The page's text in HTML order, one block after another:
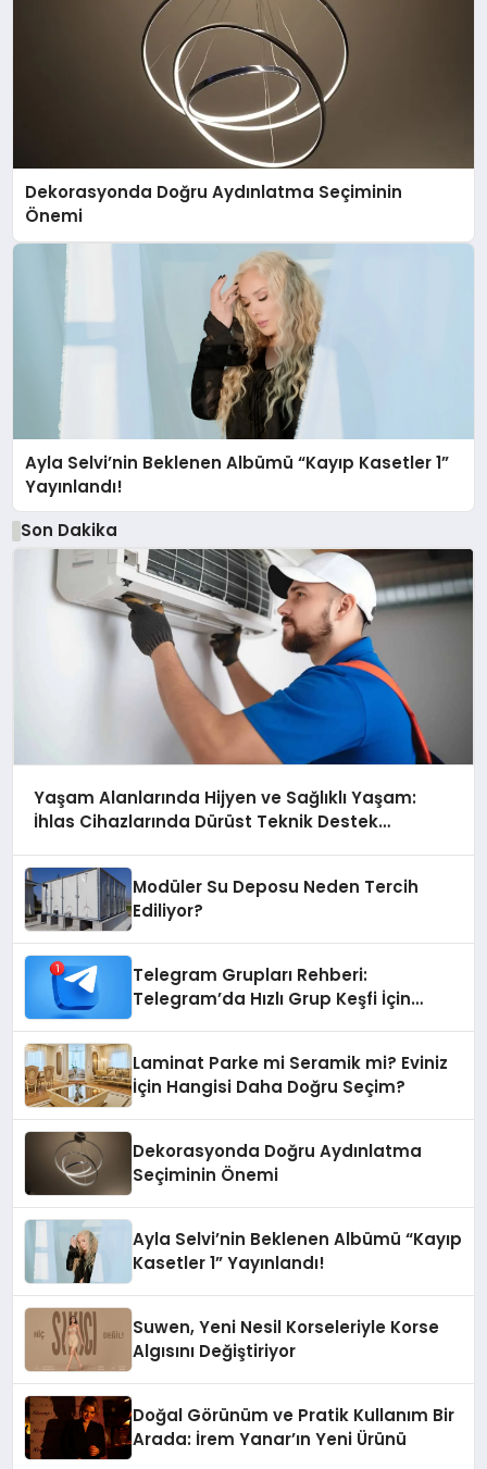
Dekorasyonda Doğru Aydınlatma Seçiminin
Önemi
Ayla Selvi’nin Beklenen Albümü “Kayıp Kasetler 1”
Yayınlandı!
Son Dakika
Yaşam Alanlarında Hijyen ve Sağlıklı Yaşam:
İhlas Cihazlarında Dürüst Teknik Destek
Modüler Su Deposu Neden Tercih
Ediliyor?
Telegram Grupları Rehberi:
Telegram’da Hızlı Grup Keşfi İçin
Laminat Parke mi Seramik mi? Eviniz
İçin Hangisi Daha Doğru Seçim?
Dekorasyonda Doğru Aydınlatma
Seçiminin Önemi
Ayla Selvi’nin Beklenen Albümü “Kayıp
Kasetler 1” Yayınlandı!
Suwen, Yeni Nesil Korseleriyle Korse
Algısını Değiştiriyor
Doğal Görünüm ve Pratik Kullanım Bir
Arada: İrem Yanar’ın Yeni Ürünü